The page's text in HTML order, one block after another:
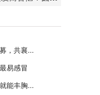
，共襄...
易感冒
能丰胸...